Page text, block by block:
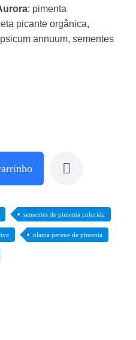
: pimenta
picante orgânica,
annuum, sementes
sementes de pimenta colorida
planta perene de pimenta